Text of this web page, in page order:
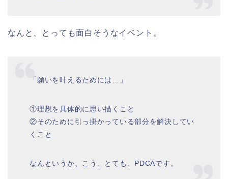
なんと、とっても面白そうなイベント。
「願いを叶えるためには…」
①理想を具体的に思い描くこと
②そのために引っ掛かっている部分を解決してい
くこと
なんというか、こう、とても、PDCAです。